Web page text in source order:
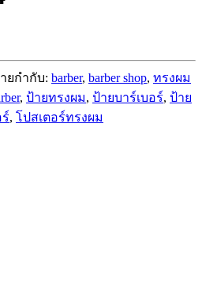
ยกำกับ: barber, barber shop, ทรงผม
, ป้ายทรงผม, ป้ายบาร์เบอร์, ป้าย
, โปสเตอร์ทรงผม